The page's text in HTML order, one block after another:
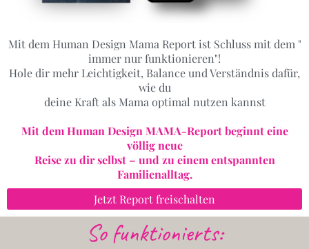
Mit dem Human Design Mama Report ist Schluss mit dem "
immer nur funktionieren"!
Hole dir mehr Leichtigkeit, Balance und Verständnis dafür,
wie du
deine Kraft als Mama optimal nutzen kannst
Mit dem Human Design MAMA-Report beginnt eine
völlig neue
Reise zu dir selbst – und zu einem entspannten
Familienalltag.
Jetzt Report freischalten
So funktionierts: